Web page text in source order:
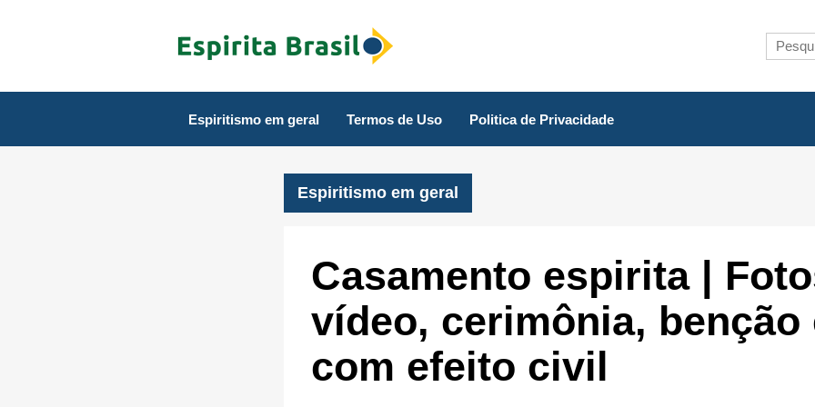
Espiritismo em geral Termos de Uso Politica de Privacidade
Espiritismo em geral
Casamento espirita |
vídeo, cerimônia, benção
com efeito civil